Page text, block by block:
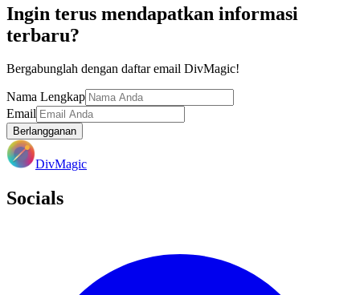
Ingin terus mendapatkan informasi
terbaru?
Bergabunglah dengan daftar email DivMagic!
Nama Lengkap
Email
Berlangganan
DivMagic
Socials